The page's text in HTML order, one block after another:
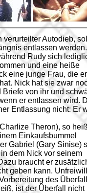
verurteilter Autodieb,
entlassen
Rudy sich
und eine heiße
eine junge Frau, die
Nick hat sie zwar
von ihr und
er entlassen wird.
Entlassung nicht: Er
Theron), so
Einkaufsbummel
Gabriel (Gary Sinise)
dem Nick vor seinem
braucht er
geben kann.
des
ist der Überfall nicht